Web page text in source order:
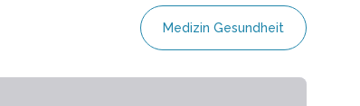
Medizin Gesundheit